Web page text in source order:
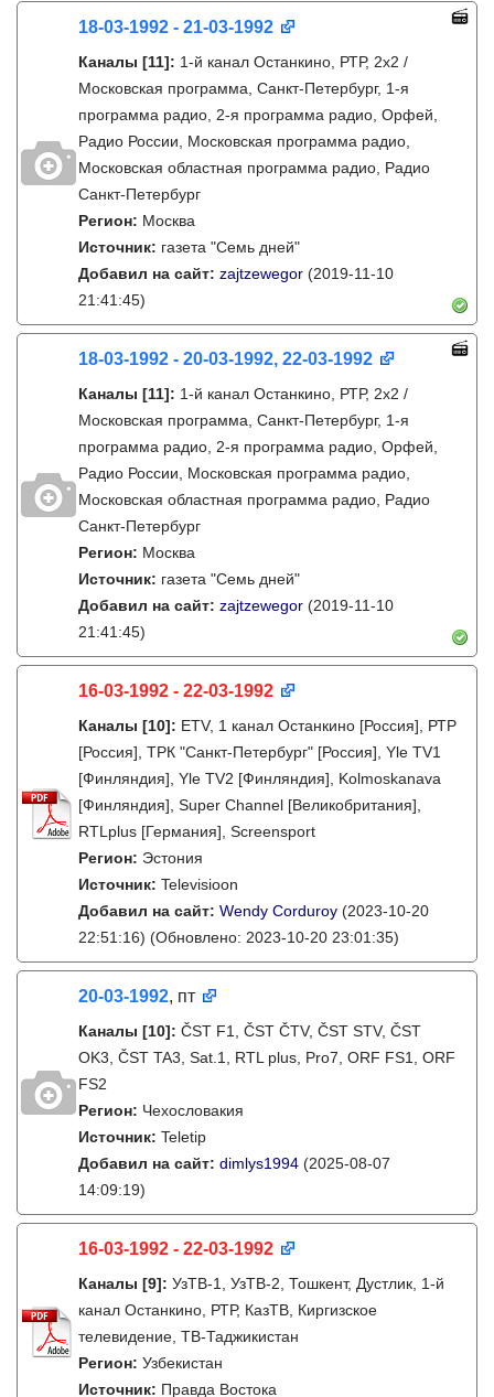
18-03-1992 - 21-03-1992
Каналы [11]: 1-й канал Останкино, РТР, 2х2 /
Московская программа, Санкт-Петербург, 1-я
программа радио, 2-я программа радио, Орфей,
Радио России, Московская программа радио,
Московская областная программа радио, Радио
Санкт-Петербург
Регион: Москва
Источник: газета "Семь дней"
Добавил на сайт: zajtzewegor (2019-11-10
21:41:45)
18-03-1992 - 20-03-1992, 22-03-1992
Каналы [11]: 1-й канал Останкино, РТР, 2х2 /
Московская программа, Санкт-Петербург, 1-я
программа радио, 2-я программа радио, Орфей,
Радио России, Московская программа радио,
Московская областная программа радио, Радио
Санкт-Петербург
Регион: Москва
Источник: газета "Семь дней"
Добавил на сайт: zajtzewegor (2019-11-10
21:41:45)
16-03-1992 - 22-03-1992
Каналы [10]: ETV, 1 канал Останкино [Россия], РТР
[Россия], ТРК "Санкт-Петербург" [Россия], Yle TV1
[Финляндия], Yle TV2 [Финляндия], Kolmoskanava
[Финляндия], Super Channel [Великобритания],
RTLplus [Германия], Screensport
Регион: Эстония
Источник: Televisioon
Добавил на сайт: Wendy Corduroy (2023-10-20
22:51:16) (Обновлено: 2023-10-20 23:01:35)
20-03-1992, пт
Каналы [10]: ČST F1, ČST ČTV, ČST STV, ČST
OK3, ČST TA3, Sat.1, RTL plus, Pro7, ORF FS1, ORF
FS2
Регион: Чехословакия
Источник: Teletip
Добавил на сайт: dimlys1994 (2025-08-07
14:09:19)
16-03-1992 - 22-03-1992
Каналы [9]: УзТВ-1, УзТВ-2, Тошкент, Дустлик, 1-й
канал Останкино, РТР, КазТВ, Киргизское
телевидение, ТВ-Таджикистан
Регион: Узбекистан
Источник: Правда Востока